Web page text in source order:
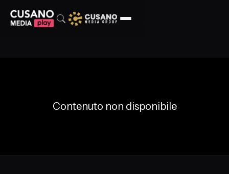
Contenuto non disponibile